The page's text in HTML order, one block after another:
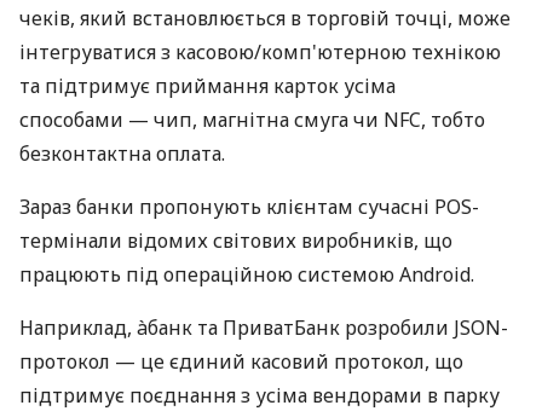
чеків, який встановлюється в торговій точці, може
інтегруватися з касовою/комп'ютерною технікою
та підтримує приймання карток усіма
способами — чип, магнітна смуга чи NFC, тобто
безконтактна оплата.
Зараз банки пропонують клієнтам сучасні POS-
термінали відомих світових виробників, що
працюють під операційною системою Android.
Наприклад, àбанк та ПриватБанк розробили JSON-
протокол — це єдиний касовий протокол, що
підтримує поєднання з усіма вендорами в парку